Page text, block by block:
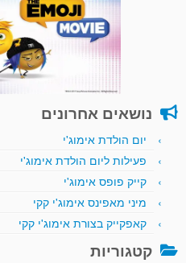
נושאים אחרונים
יום הולדת אימוג'י
פעילות ליום הולדת אימוג'י
קייק פופס אימוג'י
מיני מאפינס אימוג'י קקי
קאפקייק בצורת אימוג'י קקי
קטגוריות